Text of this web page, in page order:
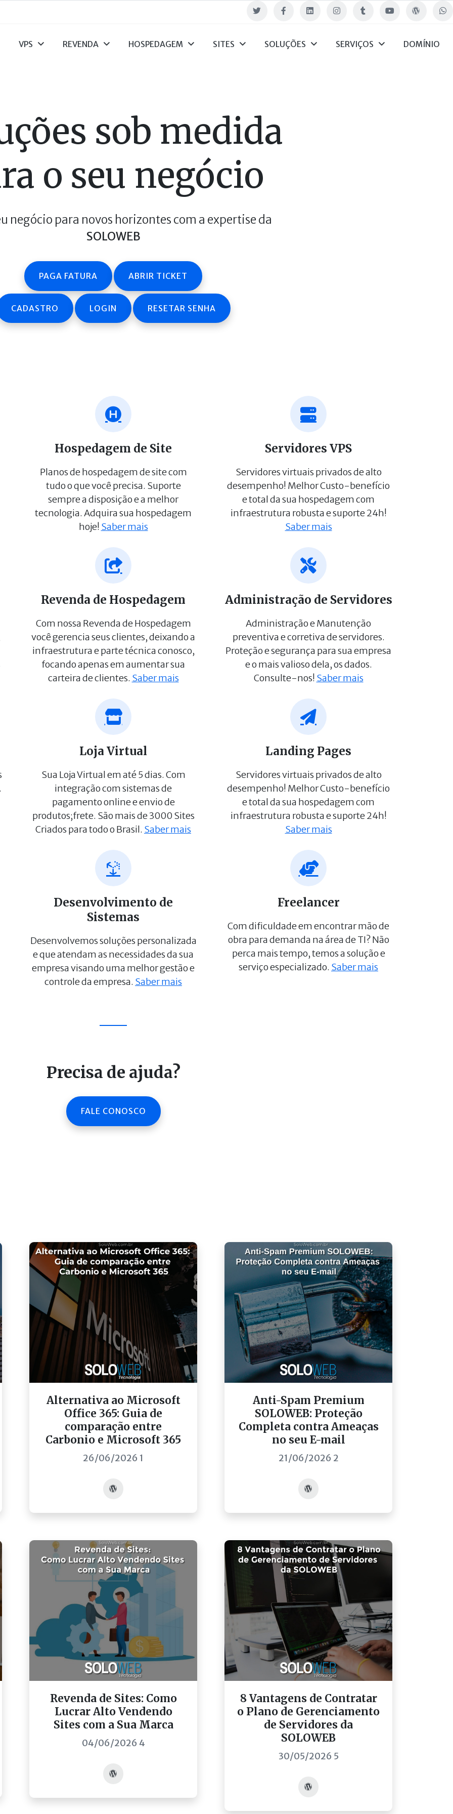
Twitter FacebookLinkedin InstagramTumblr Youtube Blog
VPS REVENDA HOSPEDAGEM SITES SOLUÇÕES SERVIÇOS DOMÍNIO
sob medida
o seu negócio
negócio para novos horizontes com a expertise da
SOLOWEB
PAGA FATURA ABRIR TICKET
CADASTRO LOGIN RESETAR SENHA
Hospedagem de Site
Planos de hospedagem de site com
tudo o que você precisa. Suporte
sempre a disposição e a melhor
tecnologia. Adquira sua hospedagem
hoje! Saber mais
Servidores VPS
Servidores virtuais privados de alto
desempenho! Melhor Custo-benefício
e total da sua hospedagem com
infraestrutura robusta e suporte 24h!
Saber mais
Revenda de Hospedagem
Com nossa Revenda de Hospedagem
você gerencia seus clientes, deixando a
infraestrutura e parte técnica conosco,
focando apenas em aumentar sua
carteira de clientes. Saber mais
Administração de Servidores
Administração e Manutenção
preventiva e corretiva de servidores.
Proteção e segurança para sua empresa
e o mais valioso dela, os dados.
Consulte-nos! Saber mais
Loja Virtual
Sua Loja Virtual em até 5 dias. Com
integração com sistemas de
pagamento online e envio de
produtos;frete. São mais de 3000 Sites
Criados para todo o Brasil. Saber mais
Landing Pages
Servidores virtuais privados de alto
desempenho! Melhor Custo-benefício
e total da sua hospedagem com
infraestrutura robusta e suporte 24h!
Saber mais
Desenvolvimento de
Sistemas
Desenvolvemos soluções personalizada
e que atendam as necessidades da sua
empresa visando uma melhor gestão e
controle da empresa. Saber mais
Freelancer
Com dificuldade em encontrar mão de
obra para demanda na área de TI? Não
perca mais tempo, temos a solução e
serviço especializado. Saber mais
Precisa de ajuda?
FALE CONOSCO
Alternativa ao Microsoft
Office 365: Guia de
comparação entre
Carbonio e Microsoft 365
26/06/2026 1
Acessar post
Anti-Spam Premium
SOLOWEB: Proteção
Completa contra Ameaças
no seu E-mail
21/06/2026 2
Acessar post
Revenda de Sites: Como
Lucrar Alto Vendendo
Sites com a Sua Marca
04/06/2026 4
Acessar post
8 Vantagens de Contratar
o Plano de Gerenciamento
de Servidores da
SOLOWEB
30/05/2026 5
Acessar post